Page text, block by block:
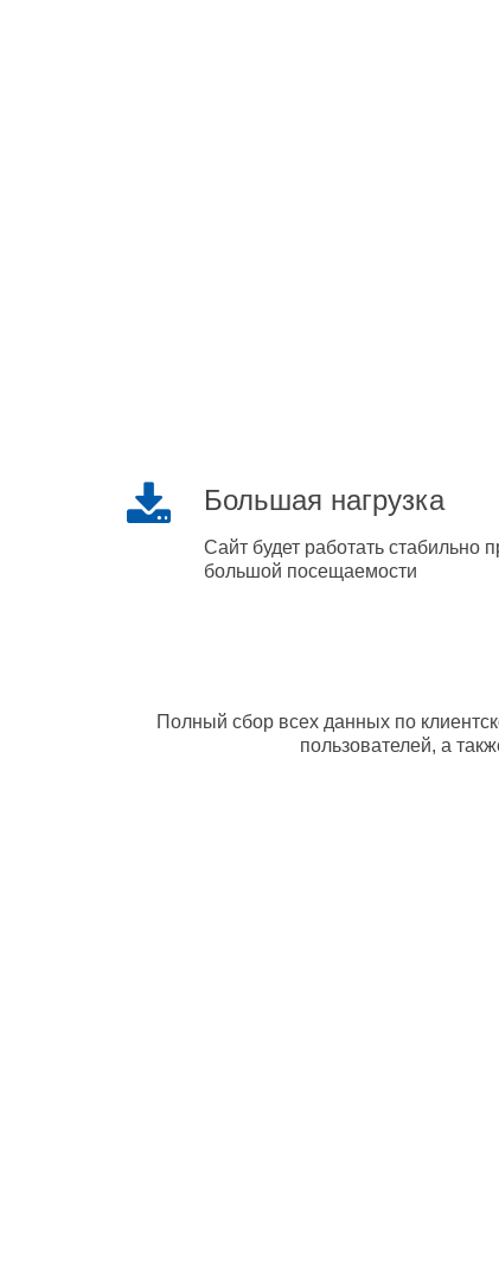
Большая нагрузка
Сайт будет работать стабильно
большой посещаемости
Полный сбор всех данных по
пользователей, а